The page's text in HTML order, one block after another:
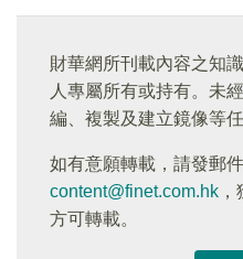
財華網所刊載內容之知
人專屬所有或持有。未
編、複製及建立鏡像等任
如有意願轉載，請發郵
content@finet.com.hk
方可轉載。